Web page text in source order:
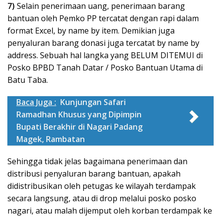
7) Selain penerimaan uang, penerimaan barang
bantuan oleh Pemko PP tercatat dengan rapi dalam
format Excel, by name by item. Demikian juga
penyaluran barang donasi juga tercatat by name by
address. Sebuah hal langka yang BELUM DITEMUI di
Posko BPBD Tanah Datar / Posko Bantuan Utama di
Batu Taba.
Baca Juga : Kunjungan Safari
Ramadhan Khusus yang Dipimpin
Bupati Berakhir di Nagari Padang
Magek, Rambatan
Sehingga tidak jelas bagaimana penerimaan dan
distribusi penyaluran barang bantuan, apakah
didistribusikan oleh petugas ke wilayah terdampak
secara langsung, atau di drop melalui posko posko
nagari, atau malah dijemput oleh korban terdampak ke